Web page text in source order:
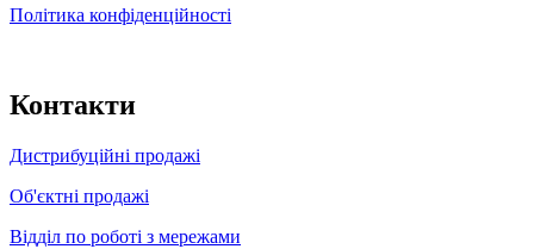
Політика конфіденційності
Контакти
Дистрибуційні продажі
Об'єктні продажі
Відділ по роботі з мережами